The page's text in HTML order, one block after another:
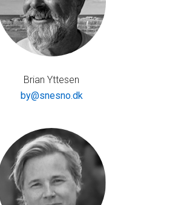
Brian Yttesen
by@snesno.dk